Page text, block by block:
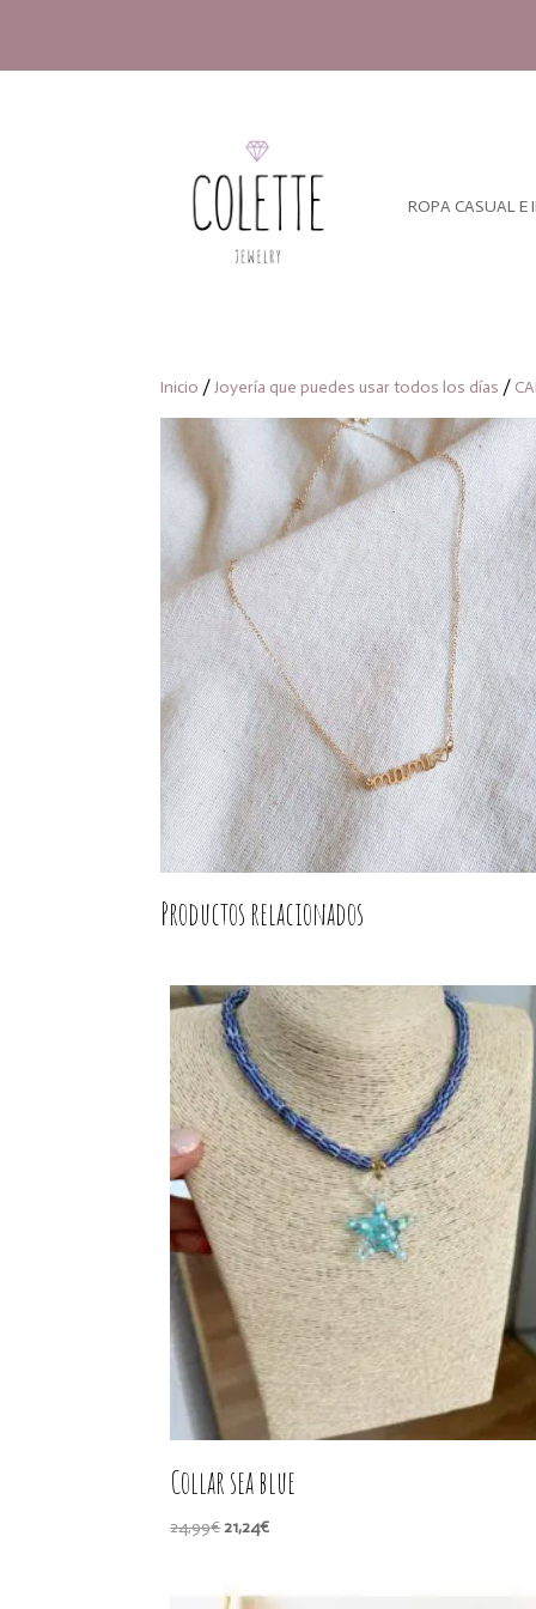
ROPA CASUAL E
Inicio /Joyería que puedes usar todos los días /
Productos relacionados
Collar sea blue
24,99€ El
21,24€El